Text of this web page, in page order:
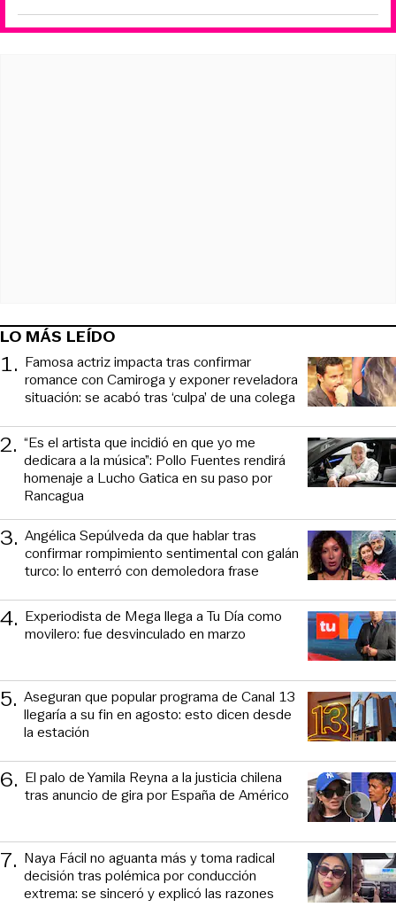
LO MÁS LEÍDO
1. Famosa actriz impacta tras confirmar
romance con Camiroga y exponer reveladora
situación: se acabó tras ‘culpa’ de una colega
2. “Es el artista que incidió en que yo me
dedicara a la música”: Pollo Fuentes rendirá
homenaje a Lucho Gatica en su paso por
Rancagua
3. Angélica Sepúlveda da que hablar tras
confirmar rompimiento sentimental con galán
turco: lo enterró con demoledora frase
4. Experiodista de Mega llega a Tu Día como
movilero: fue desvinculado en marzo
5. Aseguran que popular programa de Canal 13
llegaría a su fin en agosto: esto dicen desde
la estación
6. El palo de Yamila Reyna a la justicia chilena
tras anuncio de gira por España de Américo
7. Naya Fácil no aguanta más y toma radical
decisión tras polémica por conducción
extrema: se sinceró y explicó las razones